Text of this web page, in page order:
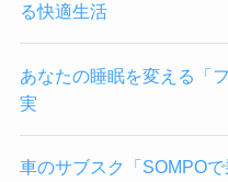
る快適生活
あなたの睡眠を変える「
実
車のサブスク「SOMPO